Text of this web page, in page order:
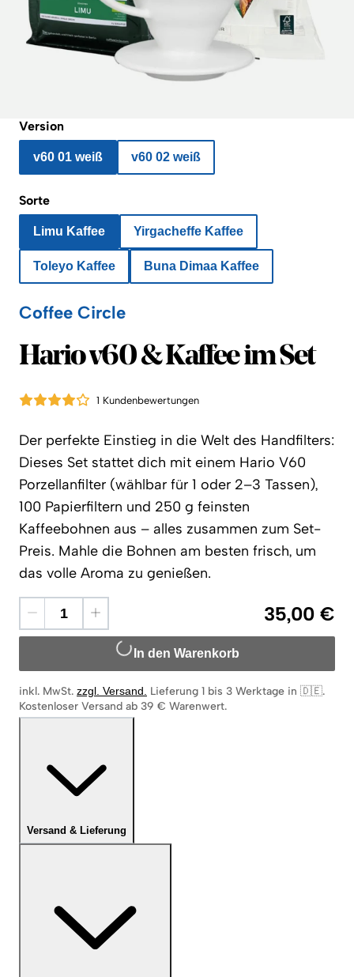
Version
v60 01 weiß v60 02 weiß
Sorte
Limu Kaffee Yirgacheffe Kaffee
Toleyo Kaffee Buna Dimaa Kaffee
Coffee Circle
Coffee Circle
Hario v60 & Kaffee im Set
1 Kundenbewertungen
Der perfekte Einstieg in die Welt des Handfilters:
Dieses Set stattet dich mit einem Hario V60
Porzellanfilter (wählbar für 1 oder 2–3 Tassen),
100 Papierfiltern und 250 g feinsten
Kaffeebohnen aus – alles zusammen zum Set-
Preis. Mahle die Bohnen am besten frisch, um
das volle Aroma zu genießen.
35,00 €
In den Warenkorb
inkl. MwSt. zzgl. Versand. Lieferung 1 bis 3 Werktage in 🇩🇪.
Kostenloser Versand ab 39 € Warenwert.
Versand & Lieferung